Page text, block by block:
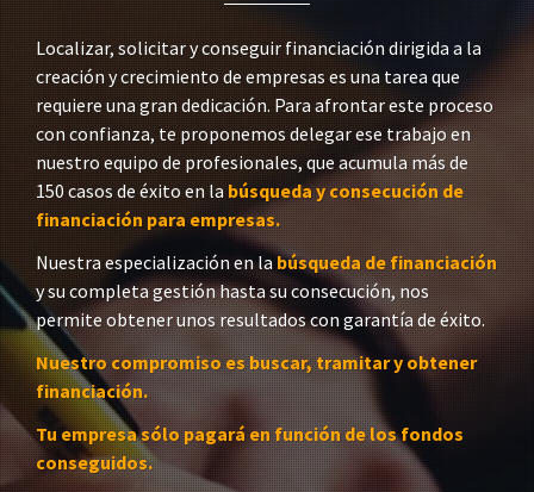
Localizar, solicitar y conseguir financiación dirigida a la
creación y crecimiento de empresas es una tarea que
requiere una gran dedicación. Para afrontar este proceso
con confianza, te proponemos delegar ese trabajo en
nuestro equipo de profesionales, que acumula más de
150 casos de éxito en la búsqueda y consecución de
financiación para empresas.
Nuestra especialización en la búsqueda de financiación
y su completa gestión hasta su consecución, nos
permite obtener unos resultados con garantía de éxito.
Nuestro compromiso es buscar, tramitar y obtener
financiación.
Tu empresa sólo pagará en función de los fondos
conseguidos.